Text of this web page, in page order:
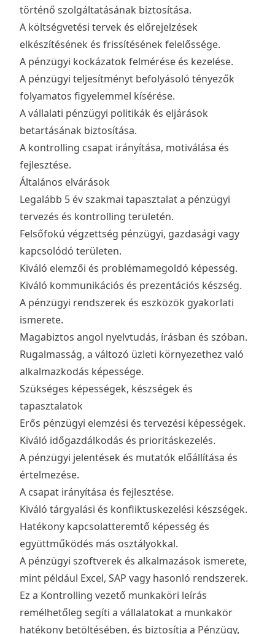
történő szolgáltatásának biztosítása.
A költségvetési tervek és előrejelzések
elkészítésének és frissítésének felelőssége.
A pénzügyi kockázatok felmérése és kezelése.
A pénzügyi teljesítményt befolyásoló tényezők
folyamatos figyelemmel kísérése.
A vállalati pénzügyi politikák és eljárások
betartásának biztosítása.
A kontrolling csapat irányítása, motiválása és
fejlesztése.
Általános elvárások
Legalább 5 év szakmai tapasztalat a pénzügyi
tervezés és kontrolling területén.
Felsőfokú végzettség pénzügyi, gazdasági vagy
kapcsolódó területen.
Kiváló elemzői és problémamegoldó képesség.
Kiváló kommunikációs és prezentációs készség.
A pénzügyi rendszerek és eszközök gyakorlati
ismerete.
Magabiztos angol nyelvtudás, írásban és szóban.
Rugalmasság, a változó üzleti környezethez való
alkalmazkodás képessége.
Szükséges képességek, készségek és
tapasztalatok
Erős pénzügyi elemzési és tervezési képességek.
Kiváló időgazdálkodás és prioritáskezelés.
A pénzügyi jelentések és mutatók előállítása és
értelmezése.
A csapat irányítása és fejlesztése.
Kiváló tárgyalási és konfliktuskezelési készségek.
Hatékony kapcsolatteremtő képesség és
együttműködés más osztályokkal.
A pénzügyi szoftverek és alkalmazások ismerete,
mint például Excel, SAP vagy hasonló rendszerek.
Ez a Kontrolling vezető munkaköri leírás
remélhetőleg segíti a vállalatokat a munkakör
hatékony betöltésében, és biztosítja a Pénzügy,